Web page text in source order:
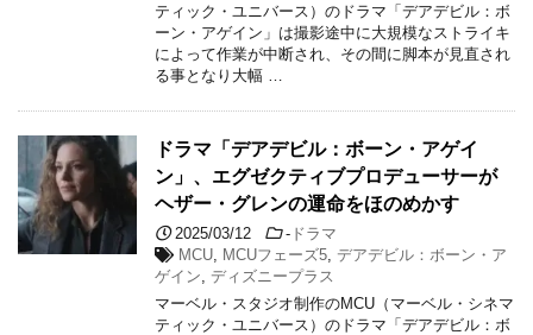
ティック・ユニバース）のドラマ「デアデビル：ボ
ーン・アゲイン」は撮影途中に大規模なストライキ
によって作業が中断され、その間に脚本が見直され
る事となり大幅 …
ドラマ「デアデビル：ボーン・アゲイ
ン」、エグゼクティブプロデューサーが
ヘザー・グレンの運命をほのめかす
2025/03/12 - ドラマ
MCU
MCUフェーズ5 ,デアデビル：ボーン・ア
ゲイン
ディズニープラス
マーベル・スタジオ制作のMCU（マーベル・シネマ
ティック・ユニバース）のドラマ「デアデビル：ボ